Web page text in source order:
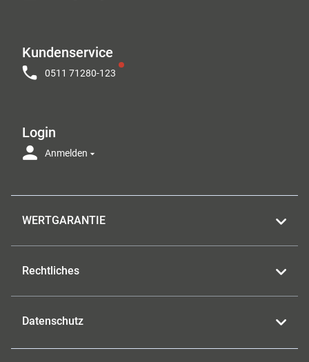
Kundenservice
0511 71280-123
Login
Anmelden
WERTGARANTIE
Rechtliches
Datenschutz